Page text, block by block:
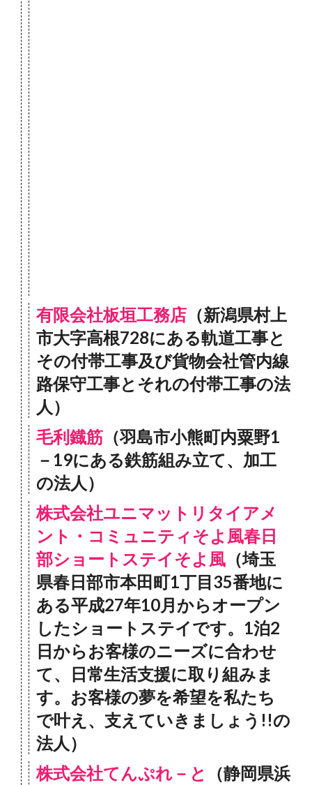
有限会社板垣工務店 （新潟県村上
市大字高根728にある軌道工事と
その付帯工事及び貨物会社管内線
路保守工事とそれの付帯工事の法
人）
毛利鐡筋 （羽島市小熊町内粟野1
－19にある鉄筋組み立て、加工
の法人）
株式会社ユニマットリタイアメ
ント・コミュニティそよ風春日
部ショートステイそよ風 （埼玉
県春日部市本田町1丁目35番地に
ある平成27年10月からオープン
したショートステイです。1泊2
日からお客様のニーズに合わせ
て、日常生活支援に取り組みま
す。お客様の夢を希望を私たち
で叶え、支えていきましょう!!の
法人）
株式会社てんぷれ－と
（静岡県浜